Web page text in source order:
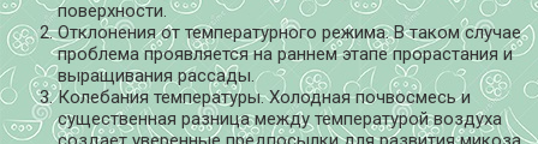
поверхности.
Отклонения от температурного режима. В таком случае
проблема проявляется на раннем этапе прорастания и
выращивания рассады.
Колебания температуры. Холодная почвосмесь и
существенная разница между температурой воздуха